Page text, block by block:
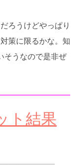
ろうけどやっぱり
策に限るかな。知
そうなので是非ぜ
ト結果